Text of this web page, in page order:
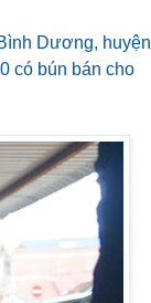
Dương, huyện
có bún bán cho